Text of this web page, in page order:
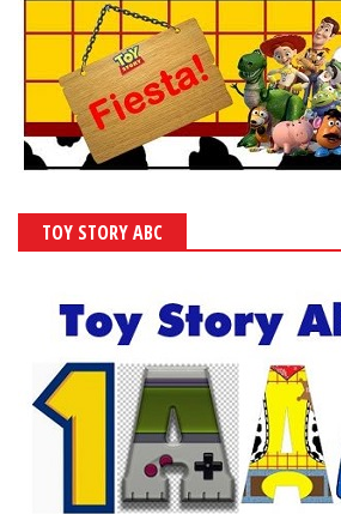
TOY STORY ABC